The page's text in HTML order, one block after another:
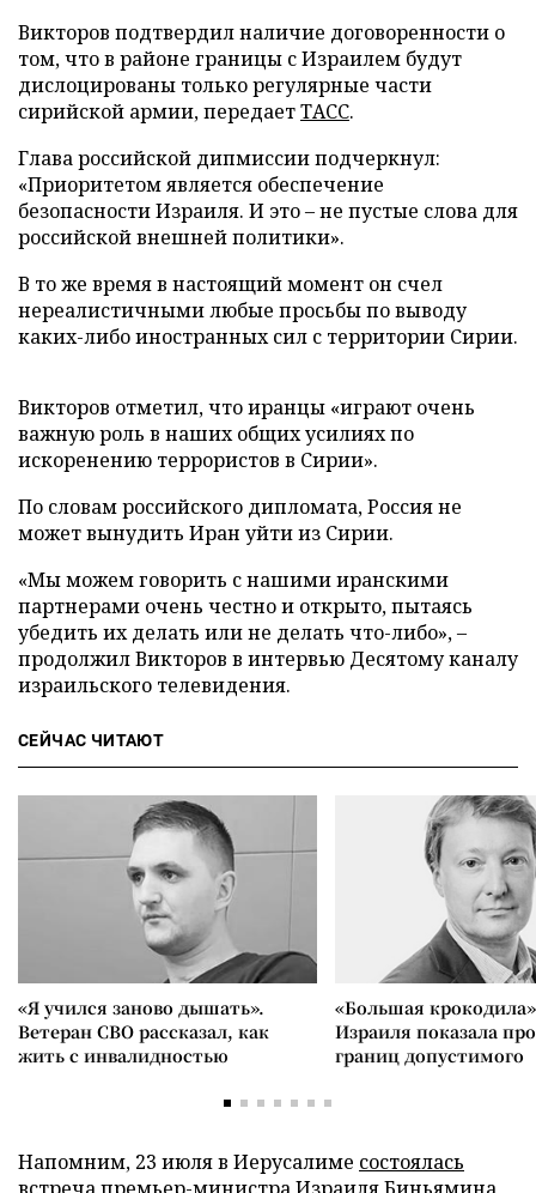
Викторов подтвердил наличие договоренности о
том, что в районе границы с Израилем будут
дислоцированы только регулярные части
сирийской армии, передаетТАСС.
Глава российской дипмиссии подчеркнул:
«Приоритетом является обеспечение
безопасности Израиля. И это – не пустые слова для
российской внешней политики».
В то же время в настоящий момент он счел
нереалистичными любые просьбы по выводу
каких-либо иностранных сил с территории Сирии.
Викторов отметил, что иранцы «играют очень
важную роль в наших общих усилиях по
искоренению террористов в Сирии».
По словам российского дипломата, Россия не
может вынудить Иран уйти из Сирии.
«Мы можем говорить с нашими иранскими
партнерами очень честно и открыто, пытаясь
убедить их делать или не делать что-либо», –
продолжил Викторов в интервью Десятому каналу
израильского телевидения.
СЕЙЧАС ЧИТАЮТ
«Я учился заново дышать».
Ветеран СВО рассказал, как
жить с инвалидностью
«Большая
Израиля показала
границ допустимого
Напомним, 23 июля в Иерусалиме состоялась